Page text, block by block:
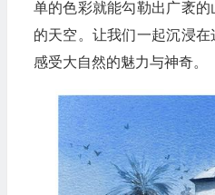
单的色彩就能勾勒出广袤
的天空。让我们一起沉浸在
感受大自然的魅力与神奇。